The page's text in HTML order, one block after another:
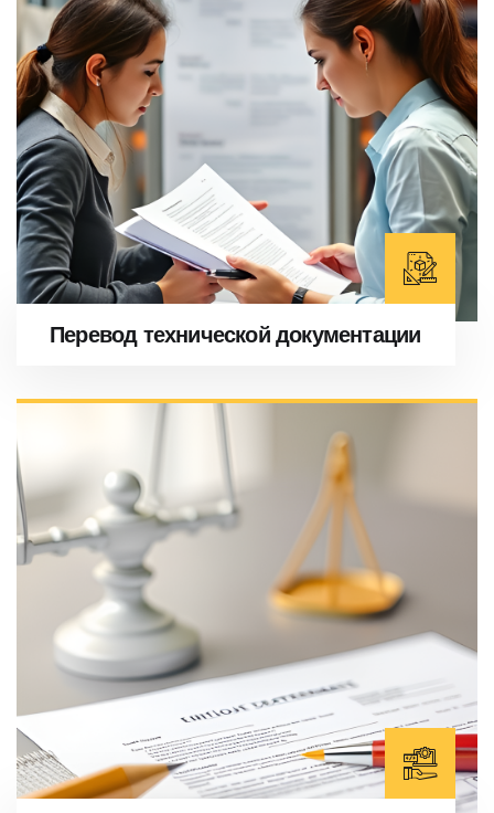
Перевод технической документации